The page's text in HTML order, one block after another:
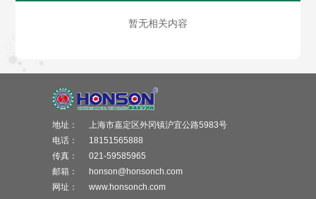
暂无相关内容
地址：
上海市嘉定区外冈镇沪宜公路5983号
电话：
18151565888
传真：
021-59585965
邮箱：
honson@honsonch.com
网址：
www.honsonch.com